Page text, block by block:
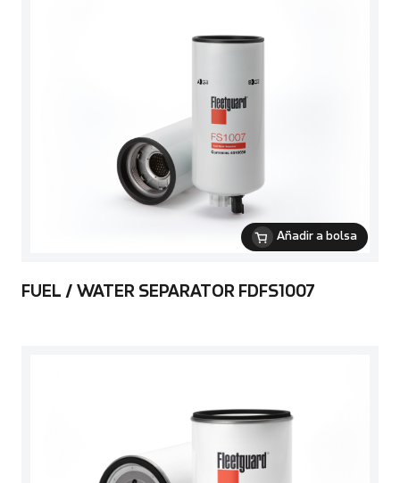
Añadir a bolsa
FUEL / WATER SEPARATOR FDFS1007